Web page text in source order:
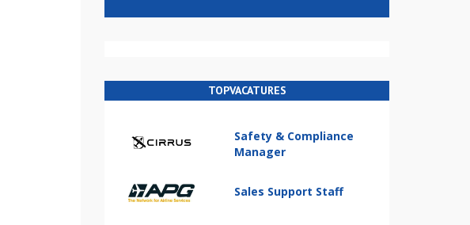
TOPVACATURES
Safety & Compliance
Manager
Sales Support Staff